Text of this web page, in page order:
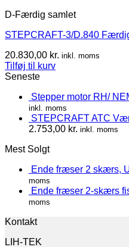
D-Færdig samlet
STEPCRAFT-3/D.840
20.830,00 kr. inkl. moms
Tilføj til kurv
Seneste
Stepper motor RH/
inkl. moms
STEPCRAFT ATC
2.753,00 kr. inkl. moms
Mest Solgt
Ende fræser 2 skærs,
moms
Ende fræser 2-skærs
moms
Kontakt
LIH-TEK